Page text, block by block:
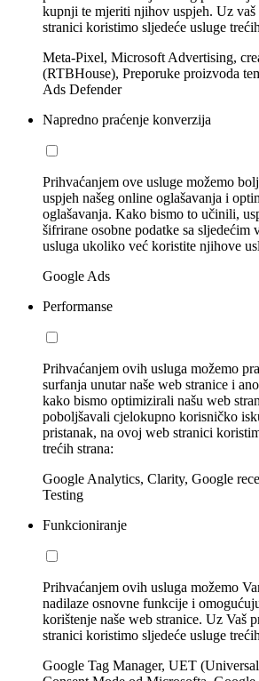
kupnji te mjeriti njihov uspjeh. Uz
stranici koristimo sljedeće usluge
Meta-Pixel, Microsoft Advertising,
(RTBHouse), Preporuke proizvoda
Ads Defender
Napredno praćenje konverzija
Prihvaćanjem ove usluge možemo
uspjeh našeg online oglašavanja i
oglašavanja. Kako bismo to učinili,
šifrirane osobne podatke sa sljedećim
usluga ukoliko već koristite njihove
Google Ads
Performanse
Prihvaćanjem ovih usluga možemo
surfanja unutar naše web stranice i
kako bismo optimizirali našu web
poboljšavali cjelokupno korisničko
pristanak, na ovoj web stranici
trećih strana:
Google Analytics, Clarity, Google
Testing
Funkcioniranje
Prihvaćanjem ovih usluga možemo
nadilaze osnovne funkcije i
korištenje naše web stranice. Uz Vaš
stranici koristimo sljedeće usluge
Google Tag Manager, UET